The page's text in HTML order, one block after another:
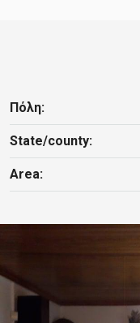
Πόλη:
State/county:
Area: